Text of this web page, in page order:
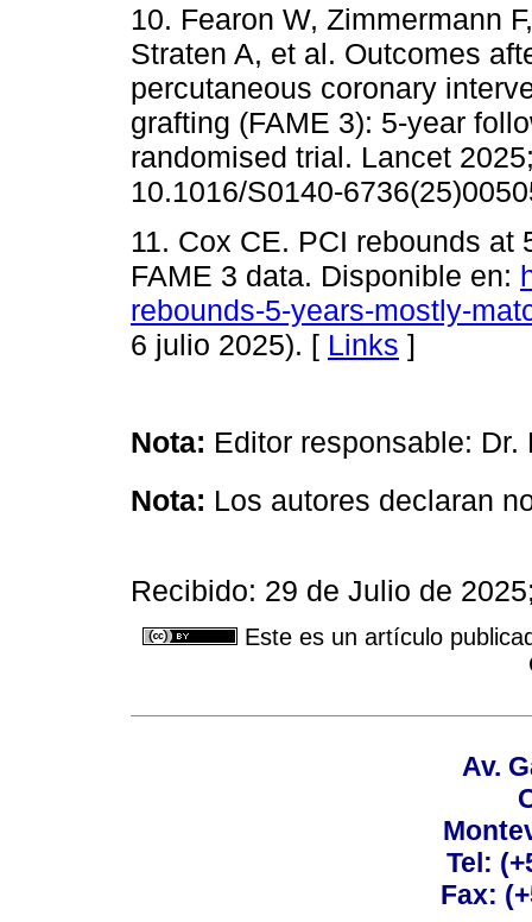
10. Fearon W, Zimmermann
Straten A, et al. Outcomes
percutaneous coronary
grafting (FAME 3): 5-year
randomised trial. Lancet
10.1016/S0140-
11. Cox CE. PCI rebounds
FAME 3 data. Disponible en:
rebounds-5-years-mostly-
6 julio 2025). [ Links ]
Nota: Editor responsable:
Nota: Los autores declaran
Recibido: 29 de Julio de
Este es un artículo
Av.
Tel:
Fax: